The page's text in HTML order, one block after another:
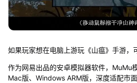
如果玩家想在电脑上游玩《山瘟》手游，
作为网易出品的安卓模拟器软件，MuMu
Mac版、Windows ARM版，深度适配市